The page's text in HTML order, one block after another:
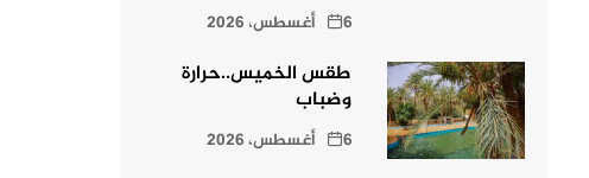
6 أغسطس، 2026
طقس الخميس..حرارة
وضباب
6 أغسطس، 2026